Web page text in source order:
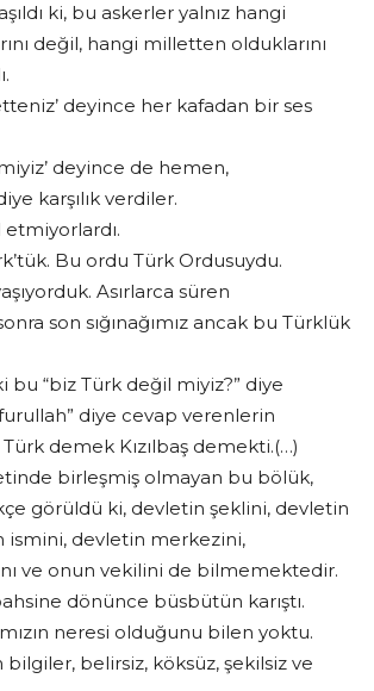
ki, bu askerler yalnız hangi
değil, hangi milletten olduklarını
deyince her kafadan bir ses
deyince de hemen,
karşılık verdiler.
Bu ordu Türk Ordusuydu.
Asırlarca süren
son sığınağımız ancak bu Türklük
bu “biz Türk değil miyiz?” diye
diye cevap verenlerin
demek Kızılbaş demekti.(…)
birleşmiş olmayan bu bölük,
görüldü ki, devletin şeklini, devletin
ismini, devletin merkezini,
ve onun vekilini de bilmemektedir.
dönünce büsbütün karıştı.
neresi olduğunu bilen yoktu.
belirsiz, köksüz, şekilsiz ve